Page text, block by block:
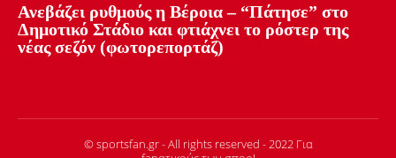
Ανεβάζει ρυθμούς η Βέροια – “Πάτησε” στο
Δημοτικό Στάδιο και φτιάχνει το ρόστερ της
νέας σεζόν (φωτορεπορτάζ)
© sportsfan.gr - All rights reserved - 2022 Για